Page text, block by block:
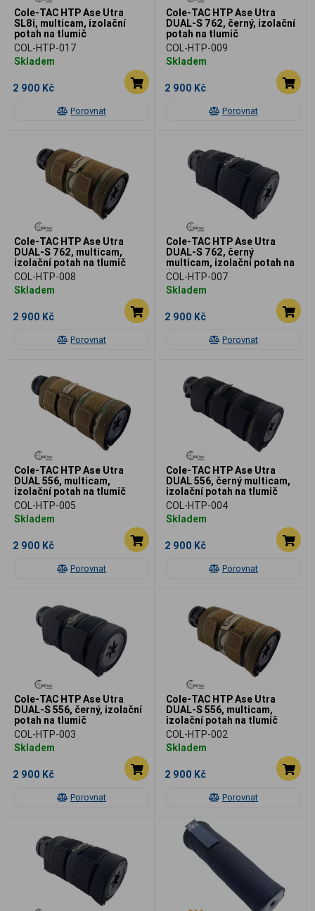
Porovnat
Cole-TAC HTP Ase Utra
SL8i, multicam, izolační
potah na tlumič
COL-HTP-017
Skladem
2 900 Kč
Porovnat
Cole-TAC HTP Ase Utra
DUAL-S 762, černý, izolační
potah na tlumič
COL-HTP-009
Skladem
2 900 Kč
Porovnat
Cole-TAC HTP Ase Utra
DUAL-S 762, multicam,
izolační potah na tlumič
COL-HTP-008
Skladem
2 900 Kč
Porovnat
Cole-TAC HTP Ase Utra
DUAL-S 762, černý
multicam, izolační potah na
tlumič
COL-HTP-007
Skladem
2 900 Kč
Porovnat
Cole-TAC HTP Ase Utra
DUAL 556, multicam,
izolační potah na tlumič
COL-HTP-005
Skladem
2 900 Kč
Porovnat
Cole-TAC HTP Ase Utra
DUAL 556, černý multicam,
izolační potah na tlumič
COL-HTP-004
Skladem
2 900 Kč
Porovnat
Cole-TAC HTP Ase Utra
DUAL-S 556, černý, izolační
potah na tlumič
COL-HTP-003
Skladem
2 900 Kč
Porovnat
Cole-TAC HTP Ase Utra
DUAL-S 556, multicam,
izolační potah na tlumič
COL-HTP-002
Skladem
2 900 Kč